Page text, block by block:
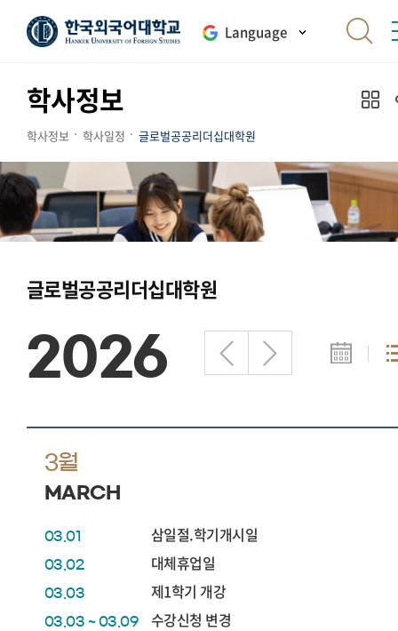
Language
학사정보
학사정보 학사일정 글로벌공공리더십대학원
글로벌공공리더십대학원
2026
3월
MARCH
03.01 삼일절.학기개시일
03.02 대체휴업일
03.03 제1학기 개강
03.03 ~ 03.09 수강신청 변경